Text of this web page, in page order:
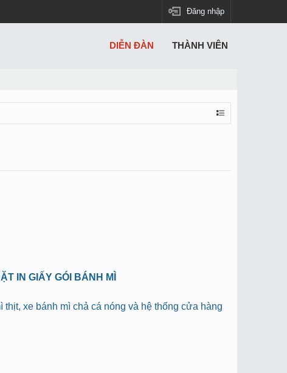
Đăng nhập
IN GIẤY GÓI BÁNH MÌ
xe bánh mì chả cá nóng và hệ thống cửa hàng
DIỄN ĐÀN THÀNH VIÊN